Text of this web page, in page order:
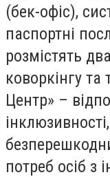
(бек-офіс),
паспортні
розмістять
коворкінгу та
Центр» –
потреб осіб з